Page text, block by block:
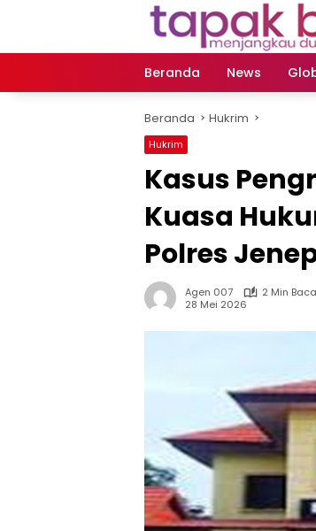
Beranda
News
Beranda Hukrim
Hukrim
Kasus
Kuasa
Polres
Agen 007
2 Min Baca
28 Mei 2026